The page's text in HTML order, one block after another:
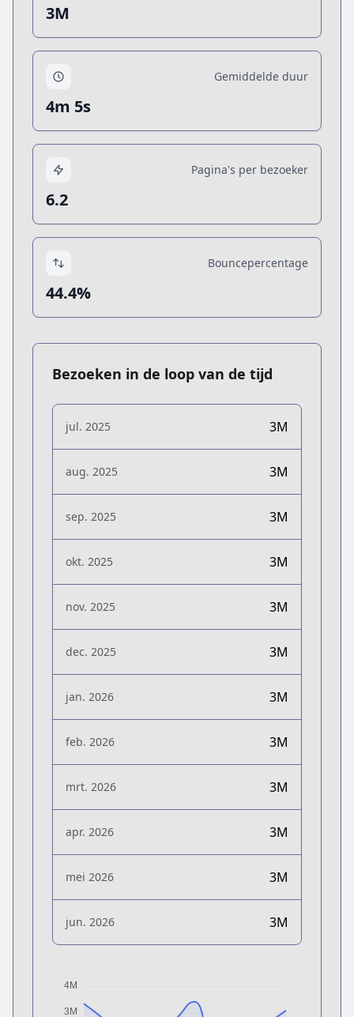
3M
Gemiddelde duur
4m 5s
Pagina's per bezoeker
6.2
Bouncepercentage
44.4%
Bezoeken in de loop van de tijd
jul. 2025 3M
aug. 2025 3M
sep. 2025 3M
okt. 2025 3M
nov. 2025 3M
dec. 2025 3M
jan. 2026 3M
feb. 2026 3M
mrt. 2026 3M
apr. 2026 3M
mei 2026 3M
jun. 2026 3M